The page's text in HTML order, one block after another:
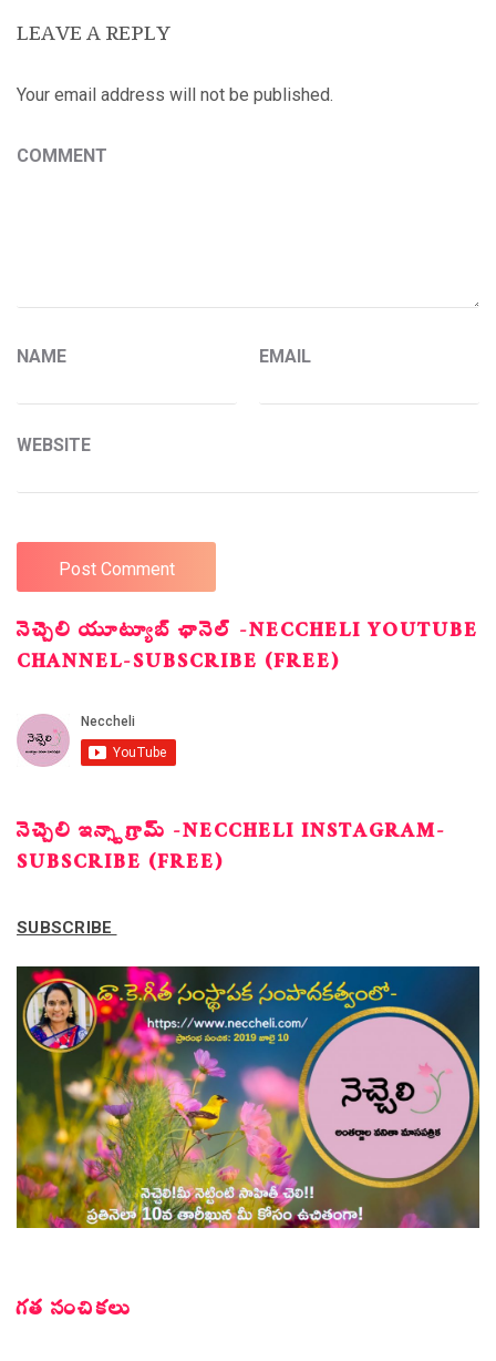
LEAVE A REPLY
Your email address will not be published.
COMMENT
NAME EMAIL
WEBSITE
నెచ్చెలి యూట్యూబ్ ఛానెల్ -NECCHELI YOUTUBE
CHANNEL-SUBSCRIBE (FREE)
నెచ్చెలి ఇన్స్టాగ్రామ్ -NECCHELI INSTAGRAM-
SUBSCRIBE (FREE)
SUBSCRIBE
గత సంచికలు